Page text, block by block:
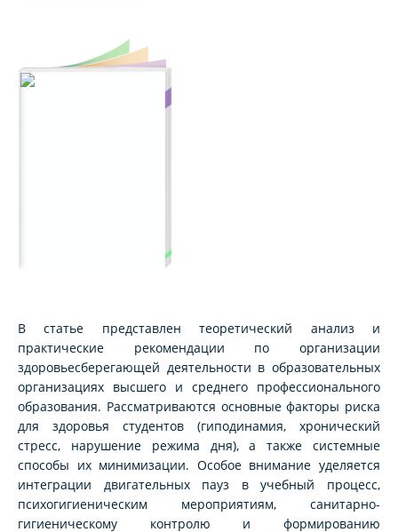
В статье представлен теоретический анализ и
практические рекомендации по организации
здоровьесберегающей деятельности в образовательных
организациях высшего и среднего профессионального
образования. Рассматриваются основные факторы риска
для здоровья студентов (гиподинамия, хронический
стресс, нарушение режима дня), а также системные
способы их минимизации. Особое внимание уделяется
интеграции двигательных пауз в учебный процесс,
психогигиеническим мероприятиям, санитарно-
гигиеническому контролю и формированию